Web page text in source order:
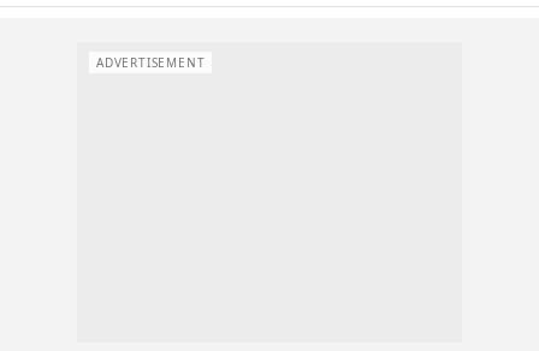
ADVERTISEMENT